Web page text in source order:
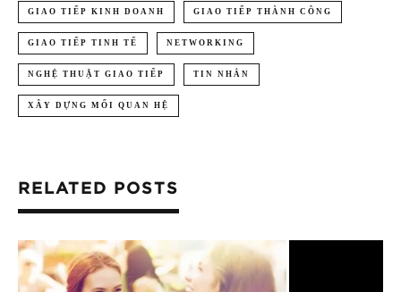
GIAO TIẾP KINH DOANH GIAO TIẾP THÀNH CÔNG
GIAO TIẾP TINH TẾ NETWORKING
NGHỆ THUẬT GIAO TIẾP TIN NHẮN
XÂY DỰNG MỐI QUAN HỆ
RELATED POSTS